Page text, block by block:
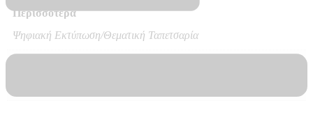
Περισσότερα
Ψηφιακή Εκτύπωση/Θεματική Ταπετσαρία